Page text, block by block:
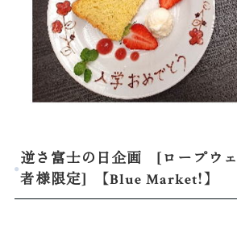
逆さ富士の日企画 [ロープウ
者様限定] 【Blue Market！】